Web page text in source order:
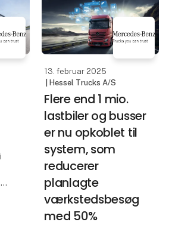
så
på Transport 2023.
Scania kommer i år til
Herning med et stæ
13. februar 2025
| Hessel Trucks A/S
Flere end 1 mio.
lastbiler og busser
er nu opkoblet til
system, som
reducerer
planlagte
værkstedsbesøg
med 50%